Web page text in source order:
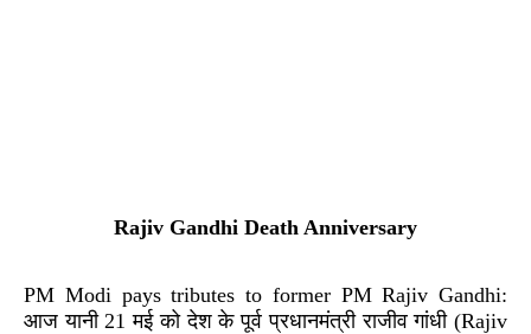
Rajiv Gandhi Death Anniversary
PM Modi pays tributes to former PM Rajiv Gandhi:
आज यानी 21 मई को देश के पूर्व प्रधानमंत्री राजीव गांधी (Rajiv